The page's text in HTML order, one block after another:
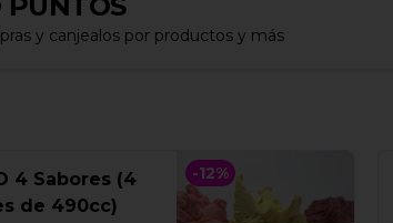
y canjealos por productos y más
-12%
4 Sabores (4
de 490cc)